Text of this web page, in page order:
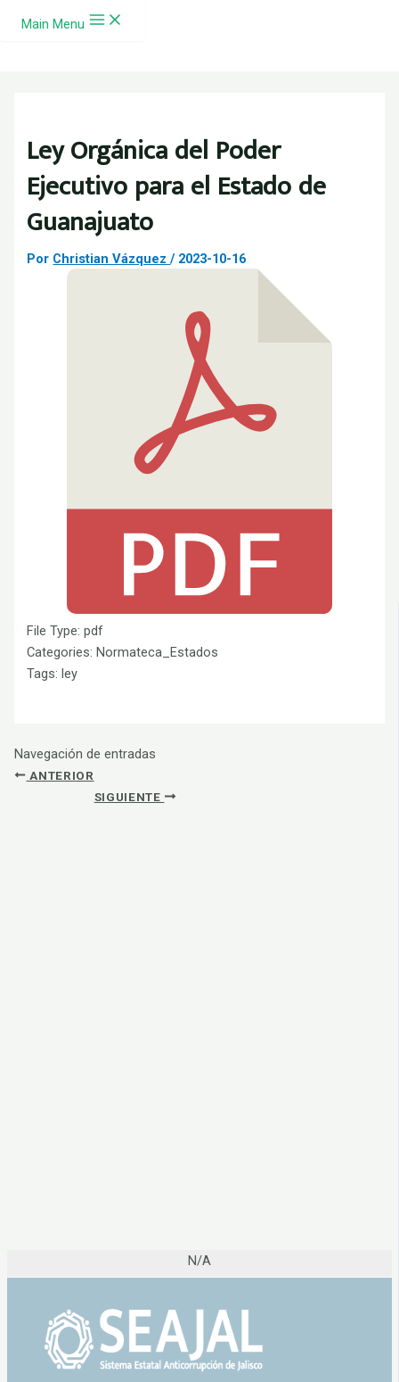
Ir al contenido
Main Menu
Ley Orgánica del Poder
Ejecutivo para el Estado de
Guanajuato
Por Christian Vázquez/ 2023-10-16
File Type:pdf
Categories:Normateca_Estados
Tags:ley
Navegación de entradas
ANTERIOR
SIGUIENTE
N/A